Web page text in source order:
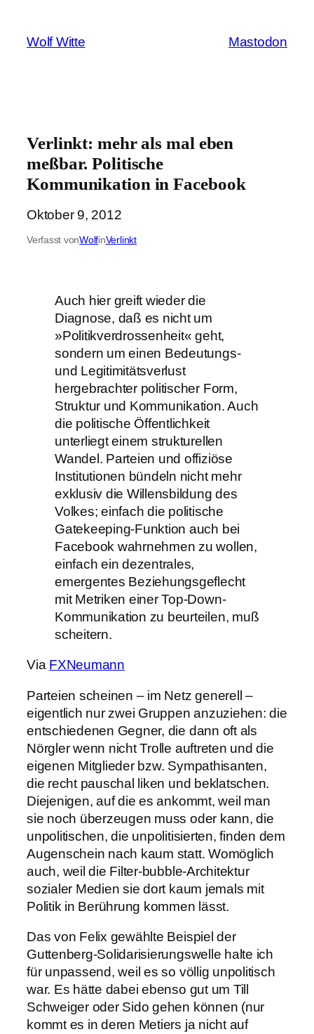
springen
Wolf Witte Mastodon
Verlinkt: mehr als mal eben
meßbar. Politische
Kommunikation in Facebook
Oktober 9, 2012
Verfasst vonWolfinVerlinkt
Auch hier greift wieder die
Diagnose, daß es nicht um
»Politikverdrossenheit« geht,
sondern um einen Bedeutungs-
und Legitimitätsverlust
hergebrachter politischer Form,
Struktur und Kommunikation. Auch
die politische Öffentlichkeit
unterliegt einem strukturellen
Wandel. Parteien und offiziöse
Institutionen bündeln nicht mehr
exklusiv die Willensbildung des
Volkes; einfach die politische
Gatekeeping-Funktion auch bei
Facebook wahrnehmen zu wollen,
einfach ein dezentrales,
emergentes Beziehungsgeflecht
mit Metriken einer Top-Down-
Kommunikation zu beurteilen, muß
scheitern.
Via FXNeumann
Parteien scheinen – im Netz generell –
eigentlich nur zwei Gruppen anzuziehen: die
entschiedenen Gegner, die dann oft als
Nörgler wenn nicht Trolle auftreten und die
eigenen Mitglieder bzw. Sympathisanten,
die recht pauschal liken und beklatschen.
Diejenigen, auf die es ankommt, weil man
sie noch überzeugen muss oder kann, die
unpolitischen, die unpolitisierten, finden dem
Augenschein nach kaum statt. Womöglich
auch, weil die Filter-bubble-Architektur
sozialer Medien sie dort kaum jemals mit
Politik in Berührung kommen lässt.
Das von Felix gewählte Beispiel der
Guttenberg-Solidarisierungswelle halte ich
für unpassend, weil es so völlig unpolitisch
war. Es hätte dabei ebenso gut um Till
Schweiger oder Sido gehen können (nur
kommt es in deren Metiers ja nicht auf